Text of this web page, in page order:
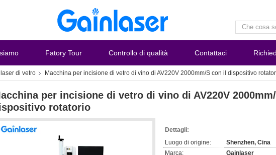
Fatory Tour Controllo di qualità Contattaci
di vetro Macchina per incisione di vetro di vino di AV220V 2000mm/S con il dispositivo
per incisione di vetro di vino di AV220V
rotatorio
Dettagli:
Luogo di origine:
Shenzhen, Cina
Marca:
Gainlaser